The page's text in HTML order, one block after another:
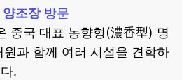
조장방문
중국 대표 농향형(濃香型) 명
과 함께 여러 시설을 견학하
.